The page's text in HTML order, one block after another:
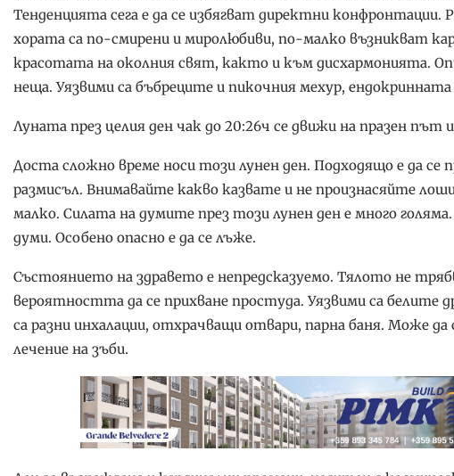
Тенденцията сега е да се избягват директни
хората са по-смирени и миролюбиви, по-малко възникват
красотата на околния свят, както и към дисхармонията.
неща. Уязвими са бъбреците и пикочния мехур,
Луната през целия ден чак до 20:26ч се движи на празен път
Доста сложно време носи този лунен ден. Подходящо е да се
размисъл. Внимавайте какво казвате и не произнасяйте
малко. Силата на думите през този лунен ден е много
думи. Особено опасно е да се лъже.
Състоянието на здравето е непредсказуемо. Тялото не
вероятността да се прихване простуда. Уязвими са белите
са разни инхалации, отхрачващи отвари, парна баня. Може да
лечение на зъби.